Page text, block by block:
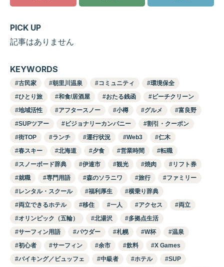
PICK UP
記事はありません
KEYWORDS
古民家 朝里川温泉 コミュニティ
環境保全
ひとり旅
和食/居酒屋 おたる銭函
ビーチクリーン
地域活性
アフタースノー 小樽 グルメ
富良野
SUPツアー
ビジョナリーカンパニー
割引・クーポン
街TOP
ランチ 運行状況 Web3
仁木
春スキー
北海道 夕食 営業時間
転職
スノーボード辞典
伊達市 観光 焼肉
リフト券
就職
専門用語 森のソラニワ 旅行
ファミリー
レンタル・スクール
福利厚生
横乗り辞典
両立できるホテル
移住 一人 アクセス
両立
オリンピック（五輪）
北湯沢
多拠点生活
サーフィン用語
パウダー 札幌 W杯
温泉
初心者
サーフィン 余市 飲料
X Games
バイキング／ビュッフェ
中級者 ホテル
SUP